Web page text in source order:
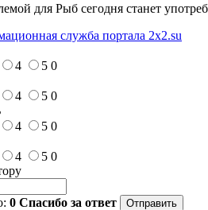
для Рыб сегодня станет
служба портала 2x2.su
4 5 0
4 5 0
4 5 0
4 5 0
0 Спасибо за ответ